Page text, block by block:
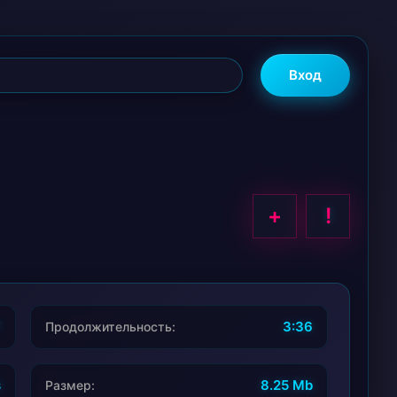
Вход
+ !
Продолжительность: 3:36
Размер: 8.25 Mb